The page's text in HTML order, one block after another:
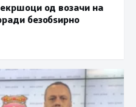
од возачи на
безобѕирно